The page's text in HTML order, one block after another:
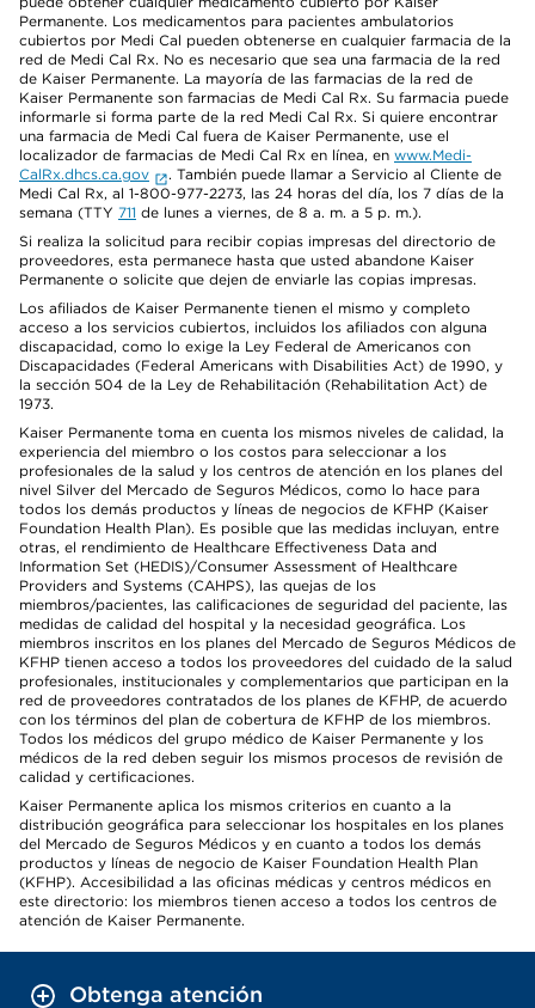
Permanente. Los medicamentos para pacientes ambulatorios
cubiertos por Medi Cal pueden obtenerse en cualquier farmacia de la
red de Medi Cal Rx. No es necesario que sea una farmacia de la red
de Kaiser Permanente. La mayoría de las farmacias de la red de
Kaiser Permanente son farmacias de Medi Cal Rx. Su farmacia puede
informarle si forma parte de la red Medi Cal Rx. Si quiere encontrar
una farmacia de Medi Cal fuera de Kaiser Permanente, use el
localizador de farmacias de Medi Cal Rx en línea, en www.Medi-
CalRx.dhcs.ca.gov
. También puede llamar a Servicio al Cliente de
Medi Cal Rx, al 1-800-977-2273, las 24 horas del día, los 7 días de la
semana (TTY 711 de lunes a viernes, de 8 a. m. a 5 p. m.).
Si realiza la solicitud para recibir copias impresas del directorio de
proveedores, esta permanece hasta que usted abandone Kaiser
Permanente o solicite que dejen de enviarle las copias impresas.
Los afiliados de Kaiser Permanente tienen el mismo y completo
acceso a los servicios cubiertos, incluidos los afiliados con alguna
discapacidad, como lo exige la Ley Federal de Americanos con
Discapacidades (Federal Americans with Disabilities Act) de 1990, y
la sección 504 de la Ley de Rehabilitación (Rehabilitation Act) de
1973.
Kaiser Permanente toma en cuenta los mismos niveles de calidad, la
experiencia del miembro o los costos para seleccionar a los
profesionales de la salud y los centros de atención en los planes del
nivel Silver del Mercado de Seguros Médicos, como lo hace para
todos los demás productos y líneas de negocios de KFHP (Kaiser
Foundation Health Plan). Es posible que las medidas incluyan, entre
otras, el rendimiento de Healthcare Effectiveness Data and
Information Set (HEDIS)/Consumer Assessment of Healthcare
Providers and Systems (CAHPS), las quejas de los
miembros/pacientes, las calificaciones de seguridad del paciente, las
medidas de calidad del hospital y la necesidad geográfica. Los
miembros inscritos en los planes del Mercado de Seguros Médicos de
KFHP tienen acceso a todos los proveedores del cuidado de la salud
profesionales, institucionales y complementarios que participan en la
red de proveedores contratados de los planes de KFHP, de acuerdo
con los términos del plan de cobertura de KFHP de los miembros.
Todos los médicos del grupo médico de Kaiser Permanente y los
médicos de la red deben seguir los mismos procesos de revisión de
calidad y certificaciones.
Kaiser Permanente aplica los mismos criterios en cuanto a la
distribución geográfica para seleccionar los hospitales en los planes
del Mercado de Seguros Médicos y en cuanto a todos los demás
productos y líneas de negocio de Kaiser Foundation Health Plan
(KFHP). Accesibilidad a las oficinas médicas y centros médicos en
este directorio: los miembros tienen acceso a todos los centros de
atención de Kaiser Permanente.
Obtenga atención